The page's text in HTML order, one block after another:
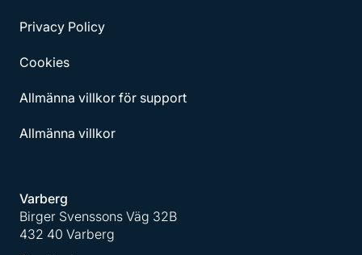
Privacy Policy
Cookies
Allmänna villkor för support
Allmänna villkor
Varberg
Birger Svenssons Väg 32B
432 40 Varberg